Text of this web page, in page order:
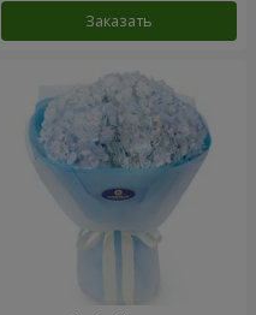
Заказать